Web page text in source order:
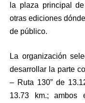
la plaza principal
otras ediciones
de público.
La organización
desarrollar la parte
– Ruta 130” de
13.73 km.; ambos